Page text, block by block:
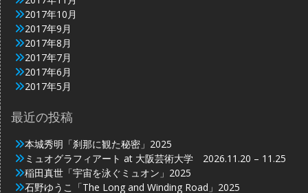
2017年10月
2017年9月
2017年8月
2017年7月
2017年6月
2017年5月
最近の投稿
本城秀明「刹那に観た秘密」2025
ミュオグラフィアート at 大阪芸術大学 2026.11.20 – 11.25
稲田真世「宇宙を泳ぐミュオン」2025
石野ゆうこ「The Long and Winding Road」2025